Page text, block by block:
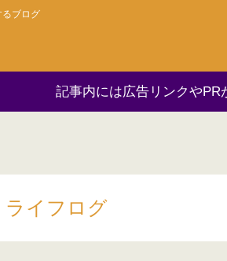
るブログ
記事内には広告リンクやPR
ライフログ